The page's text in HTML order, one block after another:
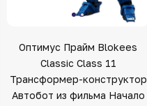
Оптимус Прайм Blokees
Classic Class 11
Трансформер-конструктор
Автобот из фильма Начало